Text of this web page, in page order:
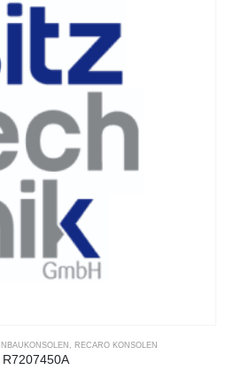
, RECARO KONSOLEN
R7207450A